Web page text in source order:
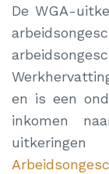
De WGA-
en is een
inkomen